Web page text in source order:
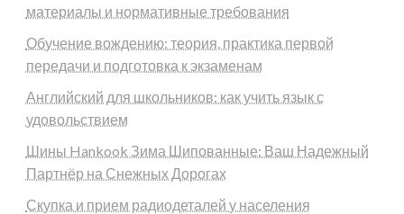
материалы и нормативные требования
Обучение вождению: теория, практика первой
передачи и подготовка к экзаменам
Английский для школьников: как учить язык с
удовольствием
Шины Hankook Зима Шипованные: Ваш Надежный
Партнёр на Снежных Дорогах
Скупка и прием радиодеталей у населения